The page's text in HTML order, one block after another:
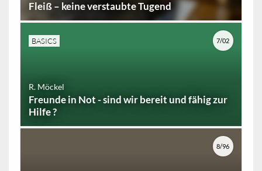
Fleiß – keine verstaubte Tugend
BASICS
R. Möckel
Freunde in Not - sind wir bereit und fähig zur
Hilfe ?
7/02
8/96